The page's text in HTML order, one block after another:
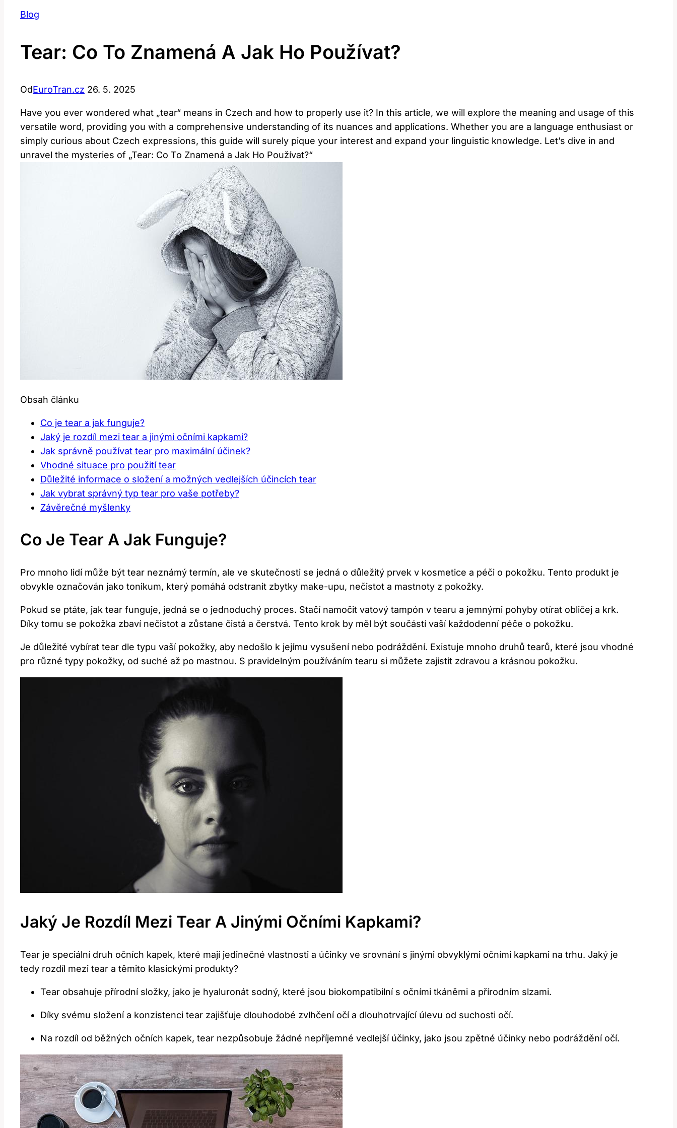
Blog
Tear: Co To Znamená A Jak Ho Používat?
OdEuroTran.cz 26. 5. 2025
Have you ever wondered what „tear“ means in Czech and how to properly use it? In this article, we will explore the meaning and usage of this
versatile word, providing you with a comprehensive understanding of its nuances and applications. Whether you are a language enthusiast or
simply curious about Czech expressions, this guide will surely pique your interest and expand your linguistic knowledge. Let’s dive in and
unravel the mysteries of „Tear: Co To Znamená a Jak Ho Používat?“
Obsah článku
Co je tear a jak funguje?
Jaký je rozdíl mezi tear a jinými očními kapkami?
Jak správně používat tear pro maximální účinek?
Vhodné situace pro použití tear
Důležité informace o složení a možných vedlejších účincích tear
Jak vybrat správný typ tear pro vaše potřeby?
Závěrečné myšlenky
Co Je Tear A Jak Funguje?
Pro mnoho lidí může být tear neznámý termín, ale ve skutečnosti se jedná o důležitý prvek v kosmetice a péči o pokožku. Tento produkt je
obvykle označován jako tonikum, který pomáhá odstranit zbytky make-upu, nečistot a mastnoty z pokožky.
Pokud se ptáte, jak tear funguje, jedná se o jednoduchý proces. Stačí namočit vatový tampón v tearu a jemnými pohyby otírat obličej a krk.
Díky tomu se pokožka zbaví nečistot a zůstane čistá a čerstvá. Tento krok by měl být součástí vaší každodenní péče o pokožku.
Je důležité vybírat tear dle typu vaší pokožky, aby nedošlo k jejímu vysušení nebo podráždění. Existuje mnoho druhů tearů, které jsou vhodné
pro různé typy pokožky, od suché až po mastnou. S pravidelným používáním tearu si můžete zajistit zdravou a krásnou pokožku.
Jaký Je Rozdíl Mezi Tear A Jinými Očními Kapkami?
Tear je speciální druh očních kapek, které mají jedinečné vlastnosti a účinky ve srovnání s jinými obvyklými očními kapkami na trhu. Jaký je
tedy rozdíl mezi tear a těmito klasickými produkty?
Tear obsahuje přírodní složky, jako je hyaluronát sodný, které jsou biokompatibilní s očními tkáněmi a přírodním slzami.
Díky svému složení a konzistenci tear zajišťuje dlouhodobé zvlhčení očí a dlouhotrvající úlevu od suchosti očí.
Na rozdíl od běžných očních kapek, tear nezpůsobuje žádné nepříjemné vedlejší účinky, jako jsou zpětné účinky nebo podráždění očí.